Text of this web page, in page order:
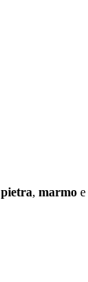
pietra, marmo e